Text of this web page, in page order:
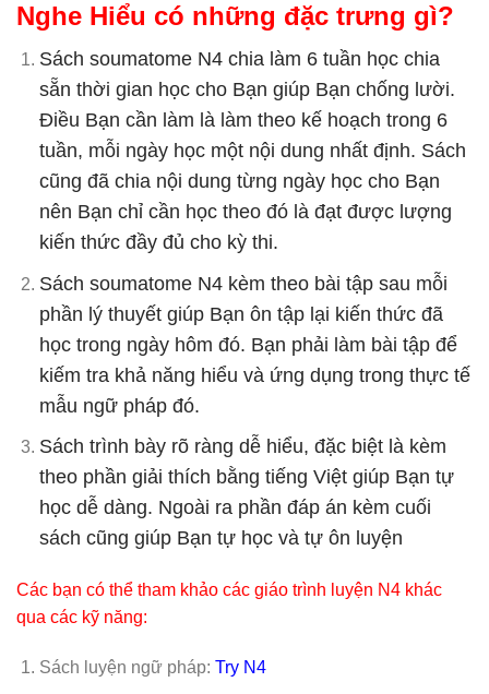
Nghe Hiểu có những đặc trưng gì?
Sách soumatome N4 chia làm 6 tuần học chia
sẵn thời gian học cho Bạn giúp Bạn chống lười.
Điều Bạn cần làm là làm theo kế hoạch trong 6
tuần, mỗi ngày học một nội dung nhất định. Sách
cũng đã chia nội dung từng ngày học cho Bạn
nên Bạn chỉ cần học theo đó là đạt được lượng
kiến thức đầy đủ cho kỳ thi.
Sách soumatome N4 kèm theo bài tập sau mỗi
phần lý thuyết giúp Bạn ôn tập lại kiến thức đã
học trong ngày hôm đó. Bạn phải làm bài tập để
kiếm tra khả năng hiểu và ứng dụng trong thực tế
mẫu ngữ pháp đó.
Sách trình bày rõ ràng dễ hiểu, đặc biệt là kèm
theo phần giải thích bằng tiếng Việt giúp Bạn tự
học dễ dàng. Ngoài ra phần đáp án kèm cuối
sách cũng giúp Bạn tự học và tự ôn luyện
Các bạn có thể tham khảo các giáo trình luyện N4 khác
qua các kỹ năng:
Sách luyện ngữ pháp: Try N4